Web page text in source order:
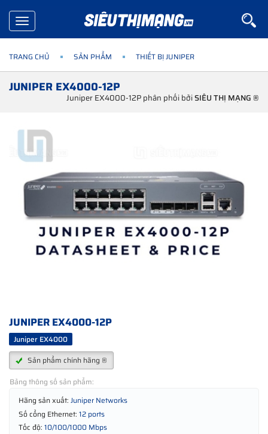
Toggle
navigation
TRANG CHỦ SẢN PHẨM THIẾT BỊ JUNIPER
JUNIPER EX4000-12P
Juniper EX4000-12P phân phối bởiSIÊU THỊ MẠNG ®
JUNIPER EX4000-12P
Juniper EX4000
Sản phẩm chính hãng ®
Bảng thông số sản phẩm:
Hãng sản xuất: Juniper Networks
Số cổng Ethernet: 12 ports
Tốc độ: 10/100/1000 Mbps